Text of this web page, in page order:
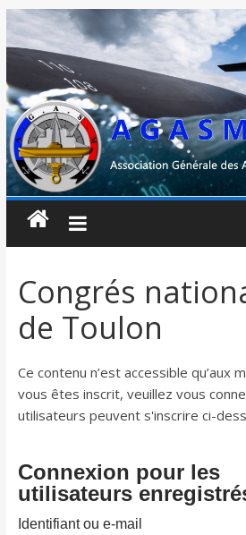
Congrés
de Toulon
Ce contenu n’est accessible qu’aux
vous êtes inscrit, veuillez vous
utilisateurs peuvent s'inscrire ci-
Connexion pour les
utilisateurs
Identifiant ou e-mail